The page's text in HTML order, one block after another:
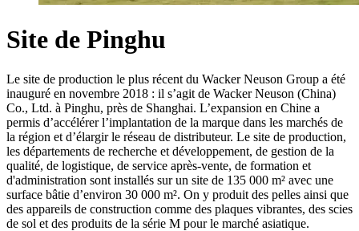
Site de Pinghu
Le site de production le plus récent du Wacker Neuson Group a été
inauguré en novembre 2018 : il s’agit de Wacker Neuson (China)
Co., Ltd. à Pinghu, près de Shanghai. L’expansion en Chine a
permis d’accélérer l’implantation de la marque dans les marchés de
la région et d’élargir le réseau de distributeur. Le site de production,
les départements de recherche et développement, de gestion de la
qualité, de logistique, de service après-vente, de formation et
d'administration sont installés sur un site de 135 000 m² avec une
surface bâtie d’environ 30 000 m². On y produit des pelles ainsi que
des appareils de construction comme des plaques vibrantes, des scies
de sol et des produits de la série M pour le marché asiatique.